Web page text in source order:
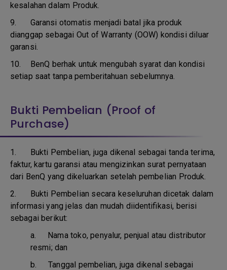
kesalahan dalam Produk.
9. Garansi otomatis menjadi batal jika produk
dianggap sebagai Out of Warranty (OOW) kondisi diluar
garansi.
10. BenQ berhak untuk mengubah syarat dan kondisi
setiap saat tanpa pemberitahuan sebelumnya.
Bukti Pembelian (Proof of
Purchase)
1. Bukti Pembelian, juga dikenal sebagai tanda terima,
faktur, kartu garansi atau mengizinkan surat pernyataan
dari BenQ yang dikeluarkan setelah pembelian Produk.
2. Bukti Pembelian secara keseluruhan dicetak dalam
informasi yang jelas dan mudah diidentifikasi, berisi
sebagai berikut:
a. Nama toko, penyalur, penjual atau distributor
resmi; dan
b. Tanggal pembelian, juga dikenal sebagai